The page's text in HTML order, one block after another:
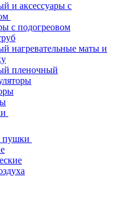
и аксессуары с
с подогреовом
нагревательные маты и
пленочный
пушки